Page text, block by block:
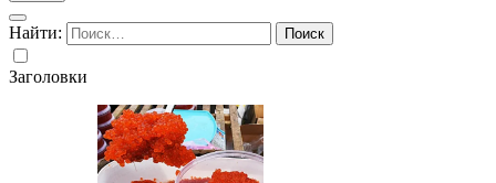
Найти:
Заголовки